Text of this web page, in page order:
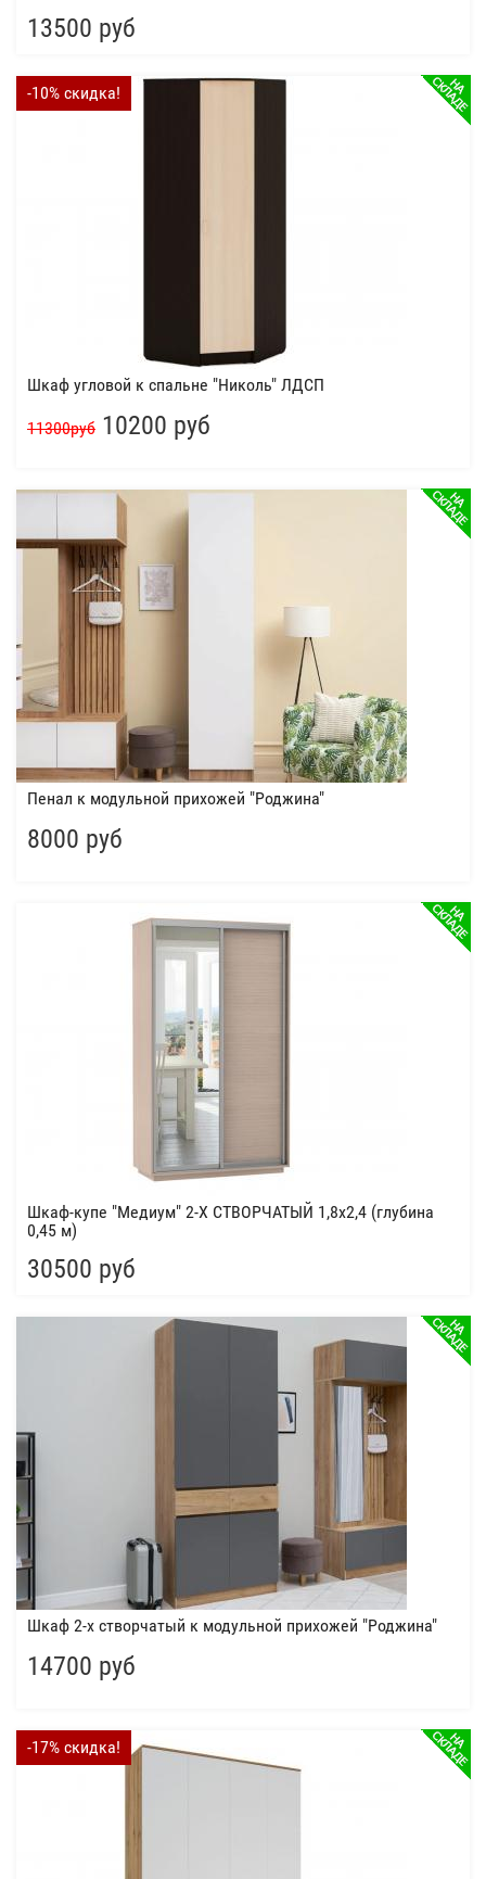
13500 руб
-10% скидка!
Шкаф угловой к спальне "Николь" ЛДСП
11300руб 10200 руб
Пенал к модульной прихожей "Роджина"
8000 руб
Шкаф-купе "Медиум" 2-Х СТВОРЧАТЫЙ 1,8x2,4 (глубина
0,45 м)
30500 руб
Шкаф 2-х створчатый к модульной прихожей "Роджина"
14700 руб
-17% скидка!